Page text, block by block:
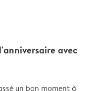
avec
un bon moment à